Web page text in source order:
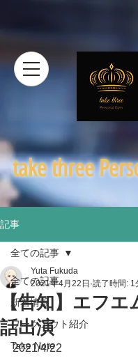
​take three
記事
全ての記事
新着情報
ワークアウト紹介
Take Note
全ての記事
【告知】エフ
話出演
Yuta Fukuda
2021年4月22日 読了時間: 1
2021/4/22